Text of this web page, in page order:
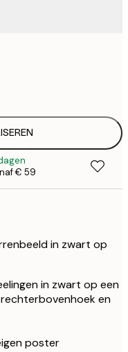
€ 59
in zwart op
in zwart op een
en
poster